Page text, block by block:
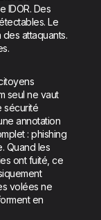
IDOR. Des
Le
attaquants.
seul ne vaut
sécurité
annotation
: phishing
Quand les
ont fuité, ce
volées ne
en